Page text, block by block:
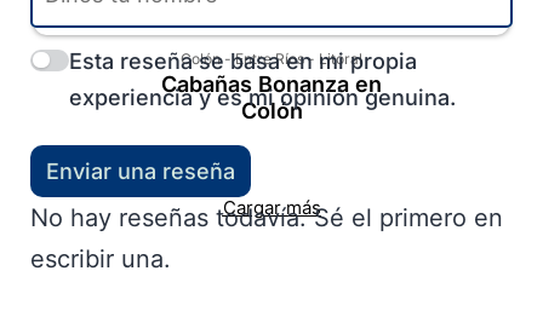
Colón-Entre Ríos- Litoral
Cabañas Bonanza en
Colón
Cargar más
Esta reseña se basa en mi propia
experiencia y es mi opinión genuina.
Enviar una reseña
No hay reseñas todavía. Sé el primero en
escribir una.